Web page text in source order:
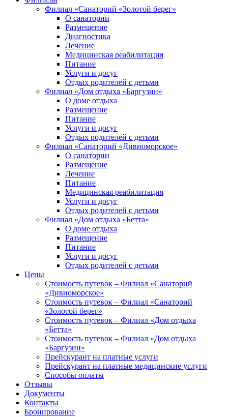
Филиал «Санаторий «Золотой берег»
О санатории
Размещение
Диагностика
Лечение
Медицинская реабилитация
Питание
Услуги и досуг
Отдых родителей с детьми
Филиал «Дом отдыха «Баргузин»
О доме отдыха
Размещение
Питание
Услуги и досуг
Отдых родителей с детьми
Филиал «Санаторий «Дивноморское»
О санатории
Размещение
Лечение
Питание
Медицинская реабилитация
Услуги и досуг
Отдых родителей с детьми
Филиал «Дом отдыха «Бетта»
О доме отдыха
Размещение
Питание
Услуги и досуг
Отдых родителей с детьми
Цены
Стоимость путевок – Филиал «Санаторий
«Дивноморское»
Стоимость путевок – Филиал «Санаторий
«Золотой берег»
Стоимость путевок – Филиал «Дом отдыха
«Бетта»
Стоимость путевок – Филиал «Дом отдыха
«Баргузин»
Прейскурант на платные услуги
Прейскурант на платные медицинские услуги
Способы оплаты
Отзывы
Документы
Контакты
Бронирование